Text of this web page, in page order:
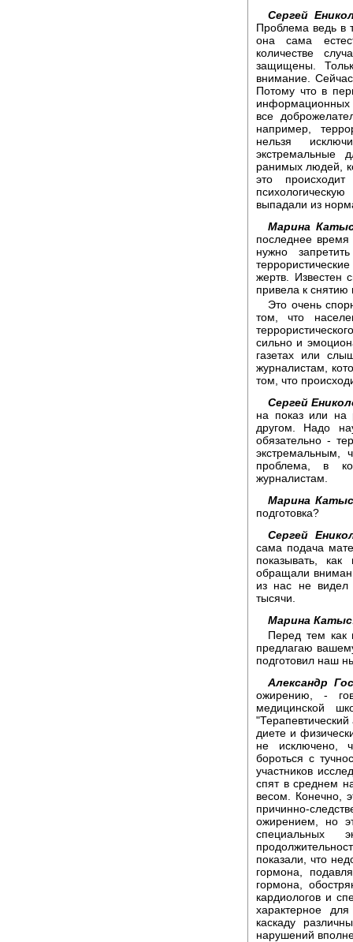
Сергей
Проблема ведь в
она сама
количестве
защищены.
внимание.
Потому что в
информационных
все
например,
нельзя
экстремальные
ранимых людей,
это
выпадали из
Марина
последнее
нужно
жертв. Известен
привела к снятию
Это очень
том, что
сильно и
газетах или
журналистам,
том, что
Сергей
на показ или на
другом. Надо
обязательно -
экстремальным,
проблема, в
журналистам.
Марина
подготовка?
Сергей
сама подача
показывать,
обращали
из нас не
тысячи.
Марина
Перед тем как
предлагаю
подготовил наш
Александр
ожирению, -
медицинской
диете и
не исключено,
бороться с
участников
спят в среднем
весом. Конечно,
причинно-
ожирением, но
специальных
показали, что
гормона,
гормона,
кардиологов и
характерное
каскаду
нарушений